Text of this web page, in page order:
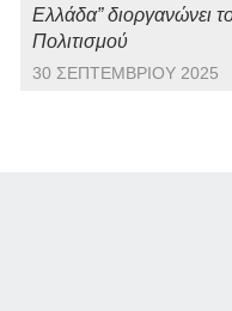
Ελλάδα” διοργανώνει
Πολιτισμού
30 ΣΕΠΤΕΜΒΡΊΟΥ 2025